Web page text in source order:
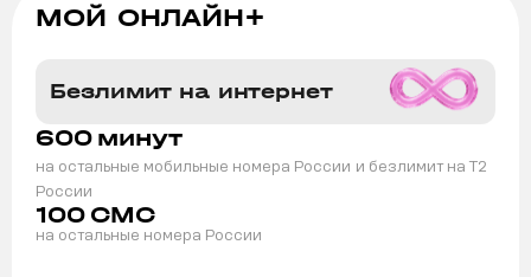
МОЙ ОНЛАЙН+
Безлимит на интернет
600 минут
на остальные мобильные номера России и безлимит на T2
России
100 СМС
на остальные номера России